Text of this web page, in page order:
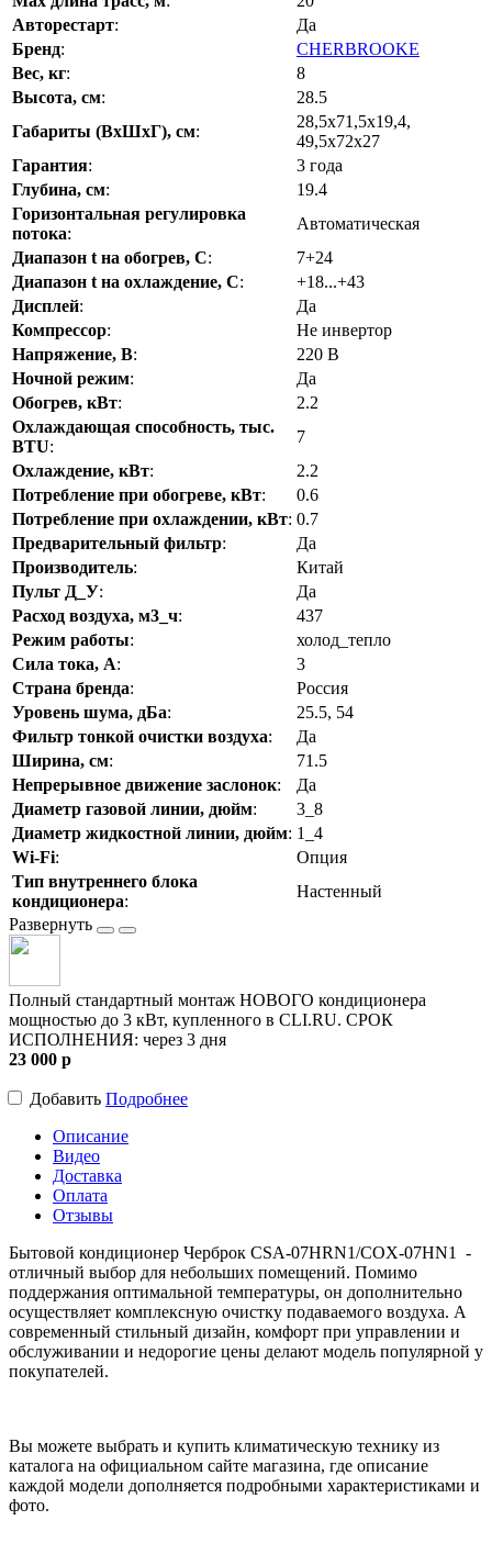
Авторестарт:
Да
Бренд:
CHERBROOKE
Вес, кг:
8
Высота, см:
28.5
Габариты (ВхШхГ), см:
28,5x71,5x19,4,
49,5x72x27
Гарантия:
3 года
Глубина, см:
19.4
Горизонтальная регулировка
потока:
Автоматическая
Диапазон t на обогрев, С:
7+24
Диапазон t на охлаждение, С:
+18...+43
Дисплей:
Да
Компрессор:
Не инвертор
Напряжение, В:
220 В
Ночной режим:
Да
Обогрев, кВт:
2.2
Охлаждающая способность, тыс.
BTU:
7
Охлаждение, кВт:
2.2
Потребление при обогреве, кВт:
0.6
Потребление при охлаждении, кВт: 0.7
Предварительный фильтр:
Да
Производитель:
Китай
Пульт Д_У:
Да
Расход воздуха, м3_ч:
437
Режим работы:
холод_тепло
Сила тока, А:
3
Страна бренда:
Россия
Уровень шума, дБа:
25.5, 54
Фильтр тонкой очистки воздуха:
Да
Ширина, см:
71.5
Непрерывное движение заслонок:
Да
Диаметр газовой линии, дюйм:
3_8
Диаметр жидкостной линии, дюйм: 1_4
Wi-Fi:
Опция
Тип внутреннего блока
кондиционера:
Настенный
Полный стандартный монтаж НОВОГО кондиционера
мощностью до 3 кВт, купленного в CLI.RU. СРОК
ИСПОЛНЕНИЯ: через 3 дня
23 000 p
Добавить Подробнее
Описание
Видео
Доставка
Оплата
Отзывы
Бытовой кондиционер Черброк CSA-07HRN1/COX-07HN1 -
отличный выбор для небольших помещений. Помимо
поддержания оптимальной температуры, он дополнительно
осуществляет комплексную очистку подаваемого воздуха. А
современный стильный дизайн, комфорт при управлении и
обслуживании и недорогие цены делают модель популярной у
покупателей.
Вы можете выбрать и купить климатическую технику из
каталога на официальном сайте магазина, где описание
каждой модели дополняется подробными характеристиками и
фото.